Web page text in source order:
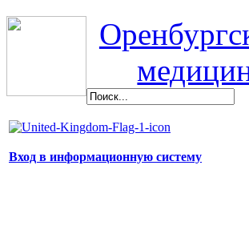
Вход в информационную систему